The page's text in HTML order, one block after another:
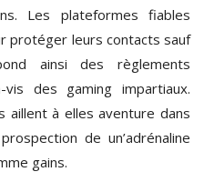
Les plateformes fiables
protéger leurs contacts sauf
ainsi des règlements
vis des gaming impartiaux.
aillent à elles aventure dans
de un’adrénaline
gains.